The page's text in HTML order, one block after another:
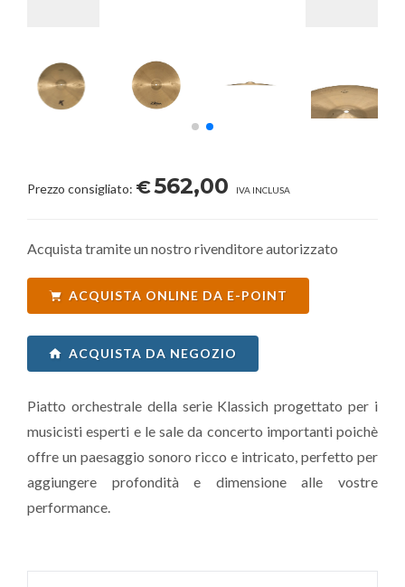
Prezzo consigliato: €562,00 IVA INCLUSA
Acquista tramite un nostro rivenditore autorizzato
ACQUISTA ONLINE DA E-POINT
ACQUISTA DA NEGOZIO
Piatto orchestrale della serie Klassich progettato per i
musicisti esperti e le sale da concerto importanti poichè
offre un paesaggio sonoro ricco e intricato, perfetto per
aggiungere profondità e dimensione alle vostre
performance.